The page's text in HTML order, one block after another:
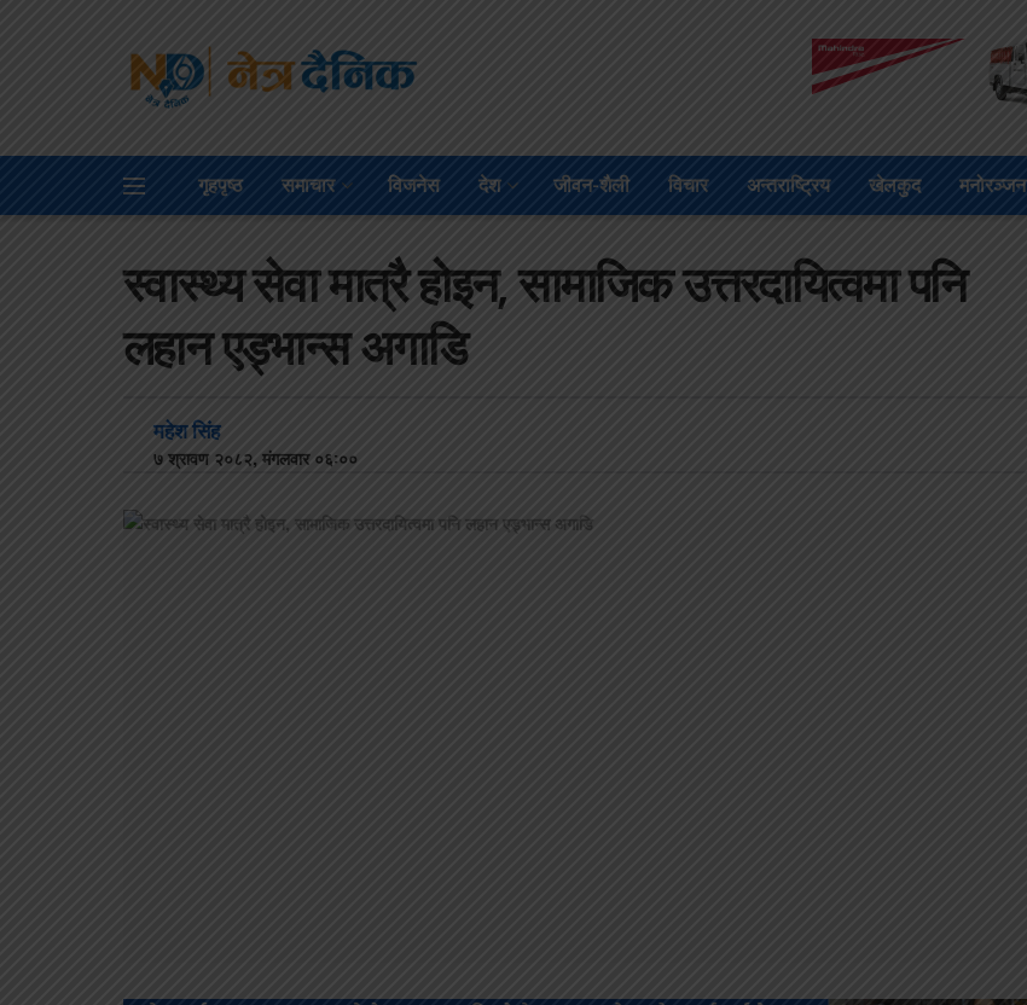
गृहपृष्ठ समाचार विजनेस देश जीवन-शैली विचार अन्तराष्ट्रिय खेलकुद मनोरञ्जन
स्वास्थ्य सेवा मात्रै होइन, सामाजिक उत्तरदायित्वमा पनि
लहान एड्भान्स अगाडि
महेश सिंह
७ श्रावण २०८२, मंगलवार ०६:००